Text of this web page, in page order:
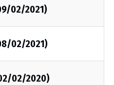
02/2021)
02/2021)
02/2020)